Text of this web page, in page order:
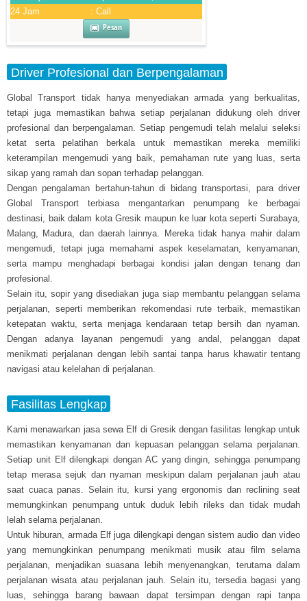
24 Jam
: Call
Pesan
Driver Profesional dan Berpengalaman
Global Transport tidak hanya menyediakan armada yang berkualitas,
tetapi juga memastikan bahwa setiap perjalanan didukung oleh driver
profesional dan berpengalaman. Setiap pengemudi telah melalui seleksi
ketat serta pelatihan berkala untuk memastikan mereka memiliki
keterampilan mengemudi yang baik, pemahaman rute yang luas, serta
sikap yang ramah dan sopan terhadap pelanggan.
Dengan pengalaman bertahun-tahun di bidang transportasi, para driver
Global Transport terbiasa mengantarkan penumpang ke berbagai
destinasi, baik dalam kota Gresik maupun ke luar kota seperti Surabaya,
Malang, Madura, dan daerah lainnya. Mereka tidak hanya mahir dalam
mengemudi, tetapi juga memahami aspek keselamatan, kenyamanan,
serta mampu menghadapi berbagai kondisi jalan dengan tenang dan
profesional.
Selain itu, sopir yang disediakan juga siap membantu pelanggan selama
perjalanan, seperti memberikan rekomendasi rute terbaik, memastikan
ketepatan waktu, serta menjaga kendaraan tetap bersih dan nyaman.
Dengan adanya layanan pengemudi yang andal, pelanggan dapat
menikmati perjalanan dengan lebih santai tanpa harus khawatir tentang
navigasi atau kelelahan di perjalanan.
Fasilitas Lengkap
Kami menawarkan jasa sewa Elf di Gresik dengan fasilitas lengkap untuk
memastikan kenyamanan dan kepuasan pelanggan selama perjalanan.
Setiap unit Elf dilengkapi dengan AC yang dingin, sehingga penumpang
tetap merasa sejuk dan nyaman meskipun dalam perjalanan jauh atau
saat cuaca panas. Selain itu, kursi yang ergonomis dan reclining seat
memungkinkan penumpang untuk duduk lebih rileks dan tidak mudah
lelah selama perjalanan.
Untuk hiburan, armada Elf juga dilengkapi dengan sistem audio dan video
yang memungkinkan penumpang menikmati musik atau film selama
perjalanan, menjadikan suasana lebih menyenangkan, terutama dalam
perjalanan wisata atau perjalanan jauh. Selain itu, tersedia bagasi yang
luas, sehingga barang bawaan dapat tersimpan dengan rapi tanpa